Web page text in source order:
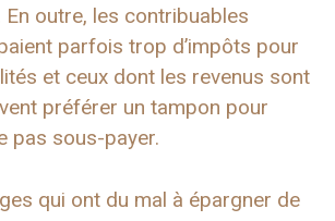
En outre, les contribuables
parfois trop d’impôts pour
et ceux dont les revenus sont
préférer un tampon pour
pas sous-payer.
qui ont du mal à épargner de